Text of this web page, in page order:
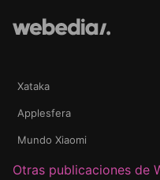
Xataka
Applesfera
Mundo Xiaomi
Otras publicaciones de